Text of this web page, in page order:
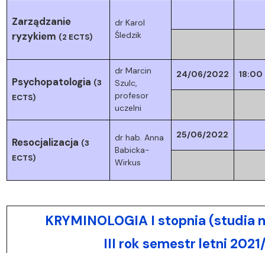
Zarządzanie
ryzykiem (2 ECTS)
dr Karol
Śledzik
Psychopatologia (3
ECTS)
dr Marcin
Szulc,
profesor
uczelni
24/06/2022 18:00
Resocjalizacja (3
ECTS)
dr hab. Anna
Babicka-
Wirkus
25/06/2022
KRYMINOLOGIA I stopnia (studia
III rok semestr letni